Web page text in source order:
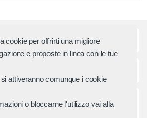
cookie per offrirti una migliore
e proposte in linea con le tue
attiveranno comunque i cookie
o bloccarne l'utilizzo vai alla